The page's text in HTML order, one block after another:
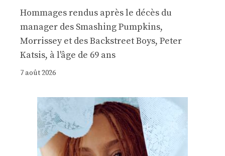
Hommages rendus après le décès du
manager des Smashing Pumpkins,
Morrissey et des Backstreet Boys, Peter
Katsis, à l'âge de 69 ans
7 août 2026